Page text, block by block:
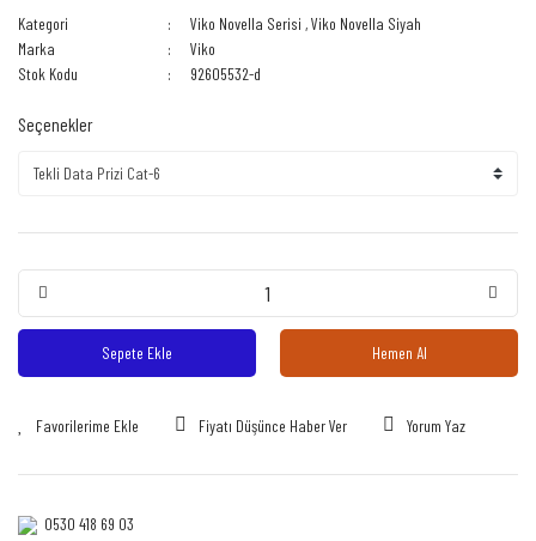
Kategori Viko Novella Serisi ,Viko Novella Siyah
Marka
Viko
Stok Kodu
92605532-d
Seçenekler
Sepete Ekle Hemen Al
Fiyatı Düşünce Haber Ver Yorum Yaz
0530 418 69 03‎‎